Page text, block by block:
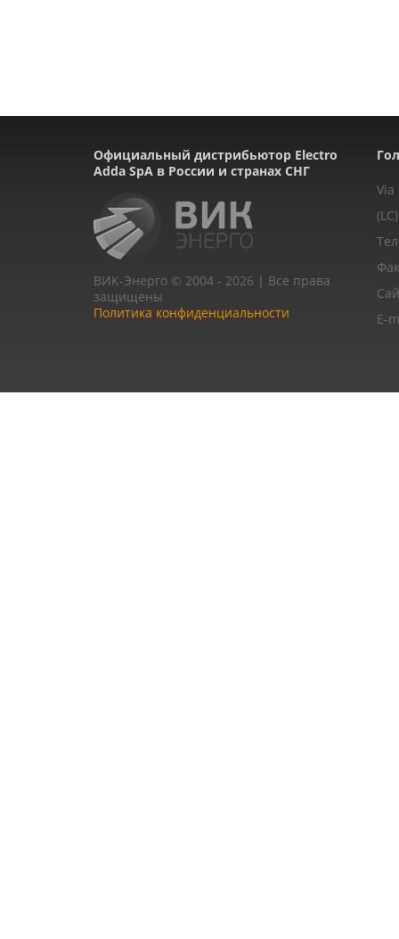
Официальный дистрибьютор Electro
Adda SpA в России и странах СНГ
ВИК-Энерго © 2004 - 2026 | Все права
защищены
Политика конфиденциальности
Via
E-